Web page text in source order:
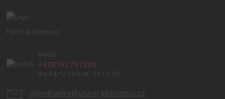
Pivní ráj Olomouc
Matúš
+420792757280
(Po-Pá, 12-19 hod., So 10-15)
objednavky@pivnirajolomouc.cz